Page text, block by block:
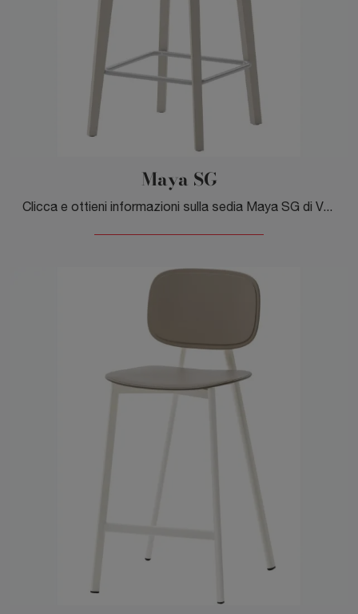
Maya SG
Clicca e ottieni informazioni sulla sedia Maya SG di Veneta Cucine in legno: le più esclusive Sedie sgabelli moderne ti attendono.